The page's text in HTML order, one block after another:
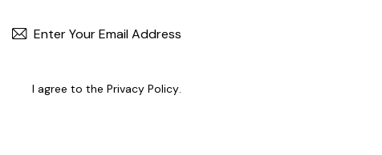
I agree to the Privacy Policy.